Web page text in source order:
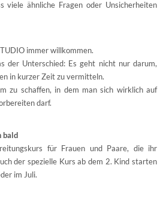
viele ähnliche Fragen oder Unsicherheiten
immer willkommen.
der Unterschied: Es geht nicht nur darum,
in kurzer Zeit zu vermitteln.
zu schaffen, in dem man sich wirklich auf
darf.
bald
für Frauen und Paare, die ihr
der spezielle Kurs ab dem 2. Kind starten
im Juli.